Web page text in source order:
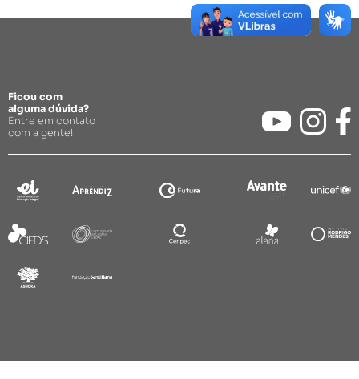
Ficou com
alguma dúvida?
Entre em contato
com a gente!